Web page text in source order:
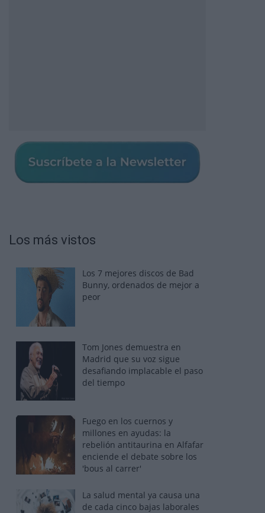
Los más vistos
Los 7 mejores discos de Bad
Bunny, ordenados de mejor a
peor
Tom Jones demuestra en
Madrid que su voz sigue
desafiando implacable el paso
del tiempo
Fuego en los cuernos y
millones en ayudas: la
rebelión antitaurina en Alfafar
enciende el debate sobre los
'bous al carrer'
La salud mental ya causa una
de cada cinco bajas laborales